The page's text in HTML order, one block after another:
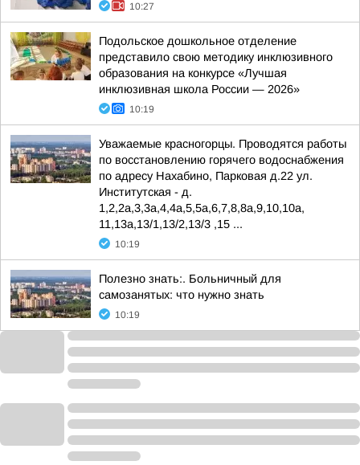
10:27
Подольское дошкольное отделение
представило свою методику инклюзивного
образования на конкурсе «Лучшая
инклюзивная школа России — 2026»
10:19
Уважаемые красногорцы. Проводятся работы
по восстановлению горячего водоснабжения
по адресу Нахабино, Парковая д.22 ул.
Институтская - д.
1,2,2а,3,3а,4,4а,5,5а,6,7,8,8а,9,10,10а,
11,13а,13/1,13/2,13/3 ,15 ...
10:19
Полезно знать:. Больничный для
самозанятых: что нужно знать
10:19